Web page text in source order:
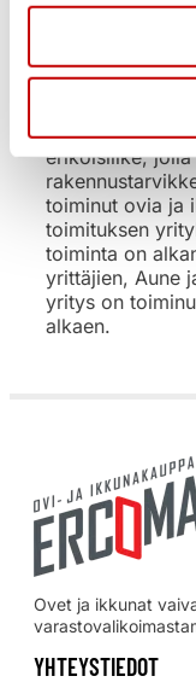
Ovi- ja
Kempeleessä
erikoisliike,
toiminut ovia ja
toimituksen
toiminta on
yrittäjien, Aune
yritys on
alkaen.
Ovet ja ikkunat
YHTEYSTIEDOT